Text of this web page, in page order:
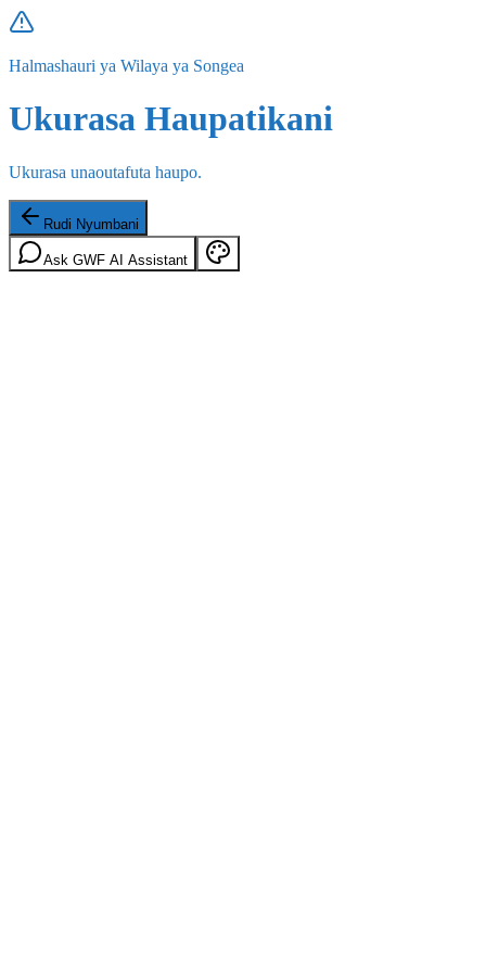
Halmashauri ya Wilaya ya Songea
Ukurasa Haupatikani
Ukurasa unaoutafuta haupo.
Rudi Nyumbani
Ask GWF AI Assistant